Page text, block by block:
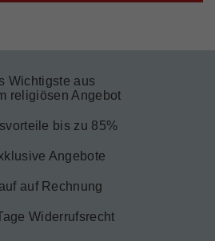
Wichtigste aus
religiösen Angebot
bis zu 85%
Angebote
auf Rechnung
Widerrufsrecht